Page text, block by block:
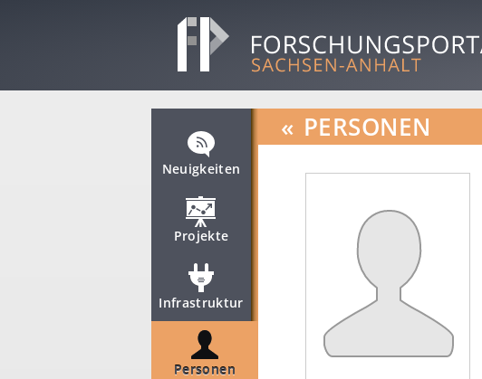
Neuigkeiten
Projekte
Infrastruktur
Personen
« PERSONEN